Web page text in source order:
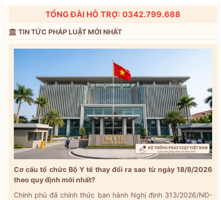
TỔNG ĐÀI HỖ TRỢ: 0342.799.688
TIN TỨC PHÁP LUẬT MỚI NHẤT
Cơ cấu tổ chức Bộ Y tế thay đổi ra sao từ ngày 18/8/2026
theo quy định mới nhất?
Chính phủ đã chính thức ban hành Nghị định 313/2026/NĐ-